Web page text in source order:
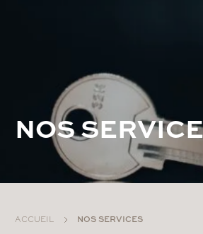
NOSSERVICE
ACCUEIL NOS SERVICES